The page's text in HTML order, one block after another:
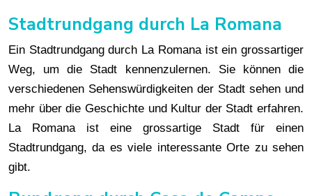
Stadtrundgang durch La Romana
Ein Stadtrundgang durch La Romana ist ein grossartiger
Weg, um die Stadt kennenzulernen. Sie können die
verschiedenen Sehenswürdigkeiten der Stadt sehen und
mehr über die Geschichte und Kultur der Stadt erfahren.
La Romana ist eine grossartige Stadt für einen
Stadtrundgang, da es viele interessante Orte zu sehen
gibt.